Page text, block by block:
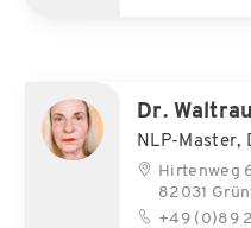
Dr.
NLP-Master,
Hirtenweg
82031
+49 (0)89